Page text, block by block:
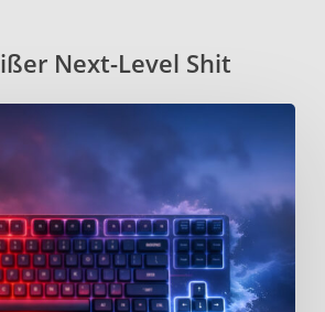
Next-Level Shit